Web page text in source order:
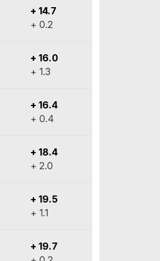
+ 14.7
+ 0.2
+ 16.0
+ 1.3
+ 16.4
+ 0.4
+ 18.4
+ 2.0
+ 19.5
+ 1.1
+ 19.7